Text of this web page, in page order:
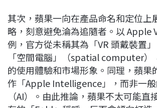
其次，蘋果一向在產品命名和定位上
略，刻意避免淪為追隨者。以 Apple
例，官方從未稱其為「VR 頭戴裝置
「空間電腦」（spatial computer）
的使用體驗和市場形象。同理，蘋果
作「Apple Intelligence」，而非一
（AI）。由此推論，蘋果不太可能直